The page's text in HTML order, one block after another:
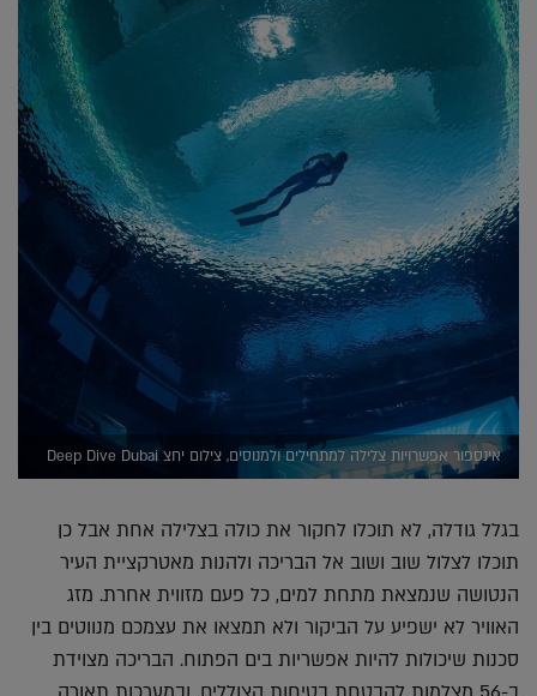
אינספור אפשרויות צלילה למתחילים ולמנוסים, צילום יחצ Deep Dive Dubai
בגלל גודלה, לא תוכלו לחקור את כולה בצלילה אחת אבל כן
תוכלו לצלול שוב ושוב אל הבריכה ולהנות מאטרקציית העיר
הנטושה שנמצאת מתחת למים, כל פעם מזווית אחרת. מזג
האוויר לא ישפיע על הביקור ולא תמצאו את עצמכם מנווטים בין
סכנות שיכולות להיות אפשריות בים הפתוח. הבריכה מצוידת